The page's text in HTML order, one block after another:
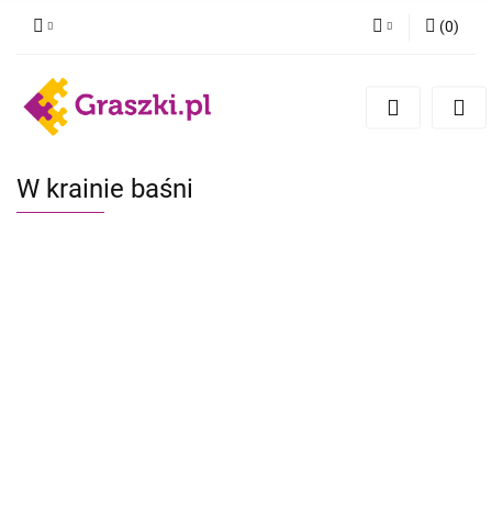
Zarejestruj się
(0)
W krainie baśni